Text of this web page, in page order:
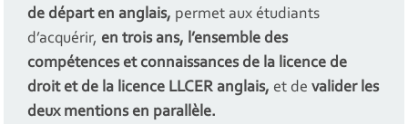
de départ en anglais, permet aux étudiants
d’acquérir, en trois ans, l’ensemble des
compétences et connaissances de la licence de
droit et de la licence LLCER anglais, et de valider les
deux mentions en parallèle.